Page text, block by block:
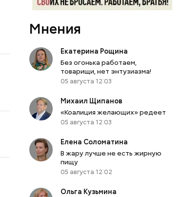
Мнения
Екатерина Рощина
Без огонька работаем,
товарищи, нет энтузиазма!
05 августа 12:03
Михаил Щипанов
«Коалиция желающих» редеет
05 августа 12:03
Елена Соломатина
В жару лучше не есть жирную
пищу
05 августа 12:02
Ольга Кузьмина